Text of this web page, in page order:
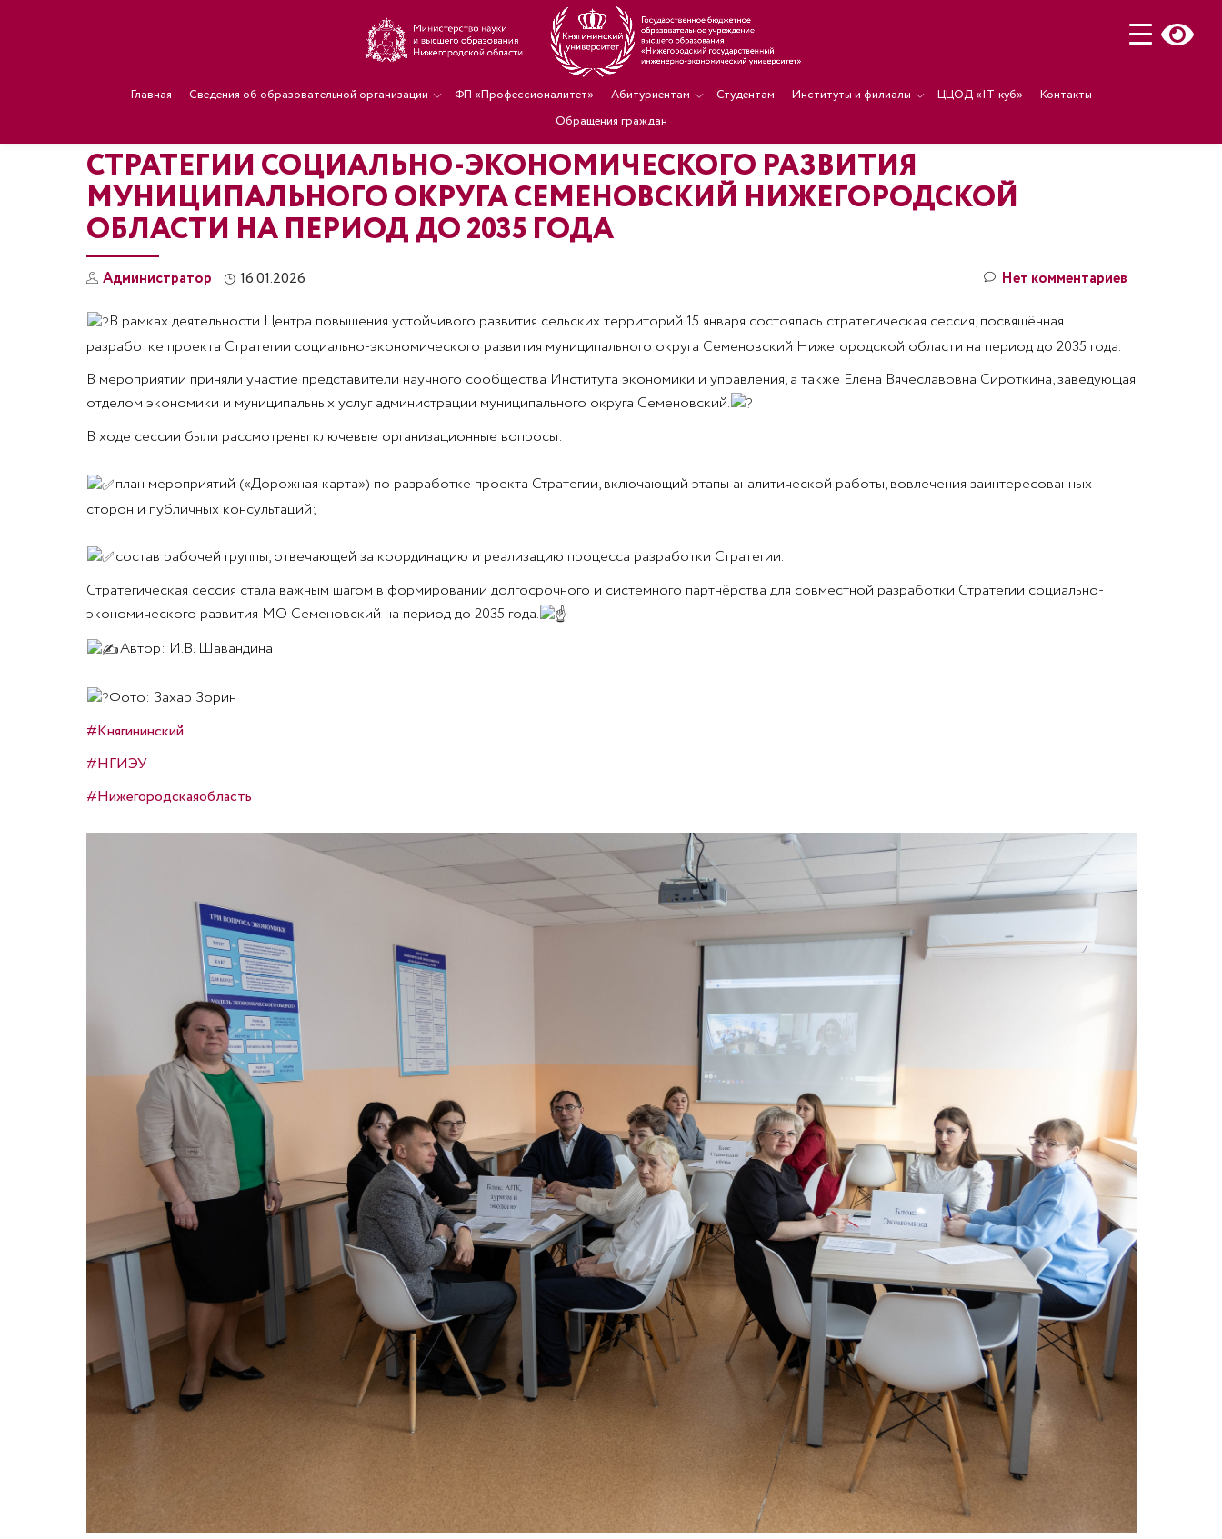
Главная Сведения об образовательной организации ФП «Профессионалитет» Абитуриентам Студентам Институты и филиалы ЦЦОД «IT-куб»
Контакты
Обращения граждан
СТРАТЕГИИ СОЦИАЛЬНО-ЭКОНОМИЧЕСКОГО РАЗВИТИЯ
МУНИЦИПАЛЬНОГО ОКРУГА СЕМЕНОВСКИЙ НИЖЕГОРОДСКОЙ
ОБЛАСТИ НА ПЕРИОД ДО 2035 ГОДА
Администратор 16.01.2026 Нет комментариев
В рамках деятельности Центра повышения устойчивого развития сельских территорий 15 января состоялась стратегическая сессия, посвящённая
разработке проекта Стратегии социально-экономического развития муниципального округа Семеновский Нижегородской области на период до 2035 года.
В мероприятии приняли участие представители научного сообщества Института экономики и управления, а также Елена Вячеславовна Сироткина, заведующая
отделом экономики и муниципальных услуг администрации муниципального округа Семеновский.
В ходе сессии были рассмотрены ключевые организационные вопросы:
план мероприятий («Дорожная карта») по разработке проекта Стратегии, включающий этапы аналитической работы, вовлечения заинтересованных
сторон и публичных консультаций;
состав рабочей группы, отвечающей за координацию и реализацию процесса разработки Стратегии.
Стратегическая сессия стала важным шагом в формировании долгосрочного и системного партнёрства для совместной разработки Стратегии социально-
экономического развития МО Семеновский на период до 2035 года.
Автор: И.В. Шавандина
Фото: Захар Зорин
#Княгининский
#НГИЭУ
#Нижегородскаяобласть